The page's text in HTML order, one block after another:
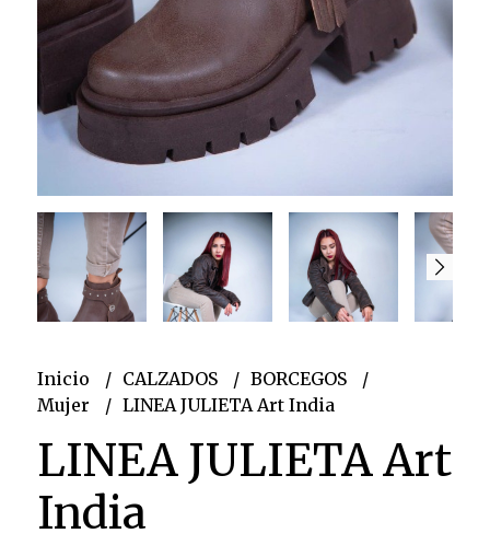
Inicio CALZADOS
BORCEGOS
Mujer
LINEA JULIETA Art India
LINEA JULIETA Art
India